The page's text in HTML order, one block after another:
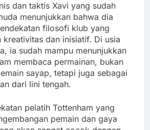
dan taktis Xavi yang sudah
menunjukkan bahwa dia
filosofi klub yang
kreativitas dan inisiatif. Di usia
ia sudah mampu menunjukkan
membaca permainan, bukan
sayap, tetapi juga sebagai
dari lini tengah.
pelatih Tottenham yang
pemain dan gaya